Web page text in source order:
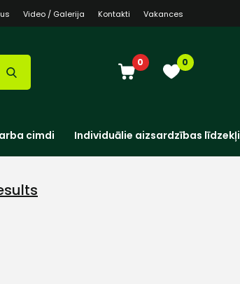
Video / Galerija Kontakti Vakances
0 0
cimdi Individuālie aizsardzības līdzekļi